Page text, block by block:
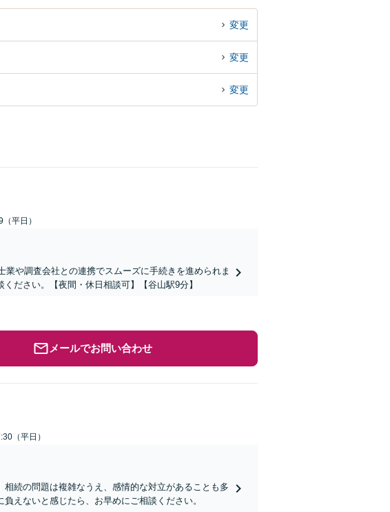
変更
変更
変更
平日）
業や調査会社との連携でスムーズに手続きを進められま
ださい。【夜間・休日相談可】【谷山駅9分】
メールでお問い合わせ
（平日）
続の問題は複雑なうえ、感情的な対立があることも多
えないと感じたら、お早めにご相談ください。